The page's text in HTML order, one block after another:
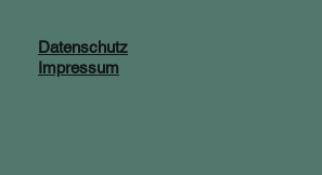
Datenschutz
Impressum